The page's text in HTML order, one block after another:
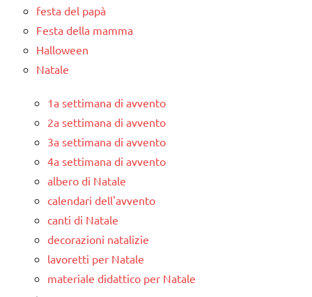
festa del papà
Festa della mamma
Halloween
Natale
1a settimana di avvento
2a settimana di avvento
3a settimana di avvento
4a settimana di avvento
albero di Natale
calendari dell'avvento
canti di Natale
decorazioni natalizie
lavoretti per Natale
materiale didattico per Natale